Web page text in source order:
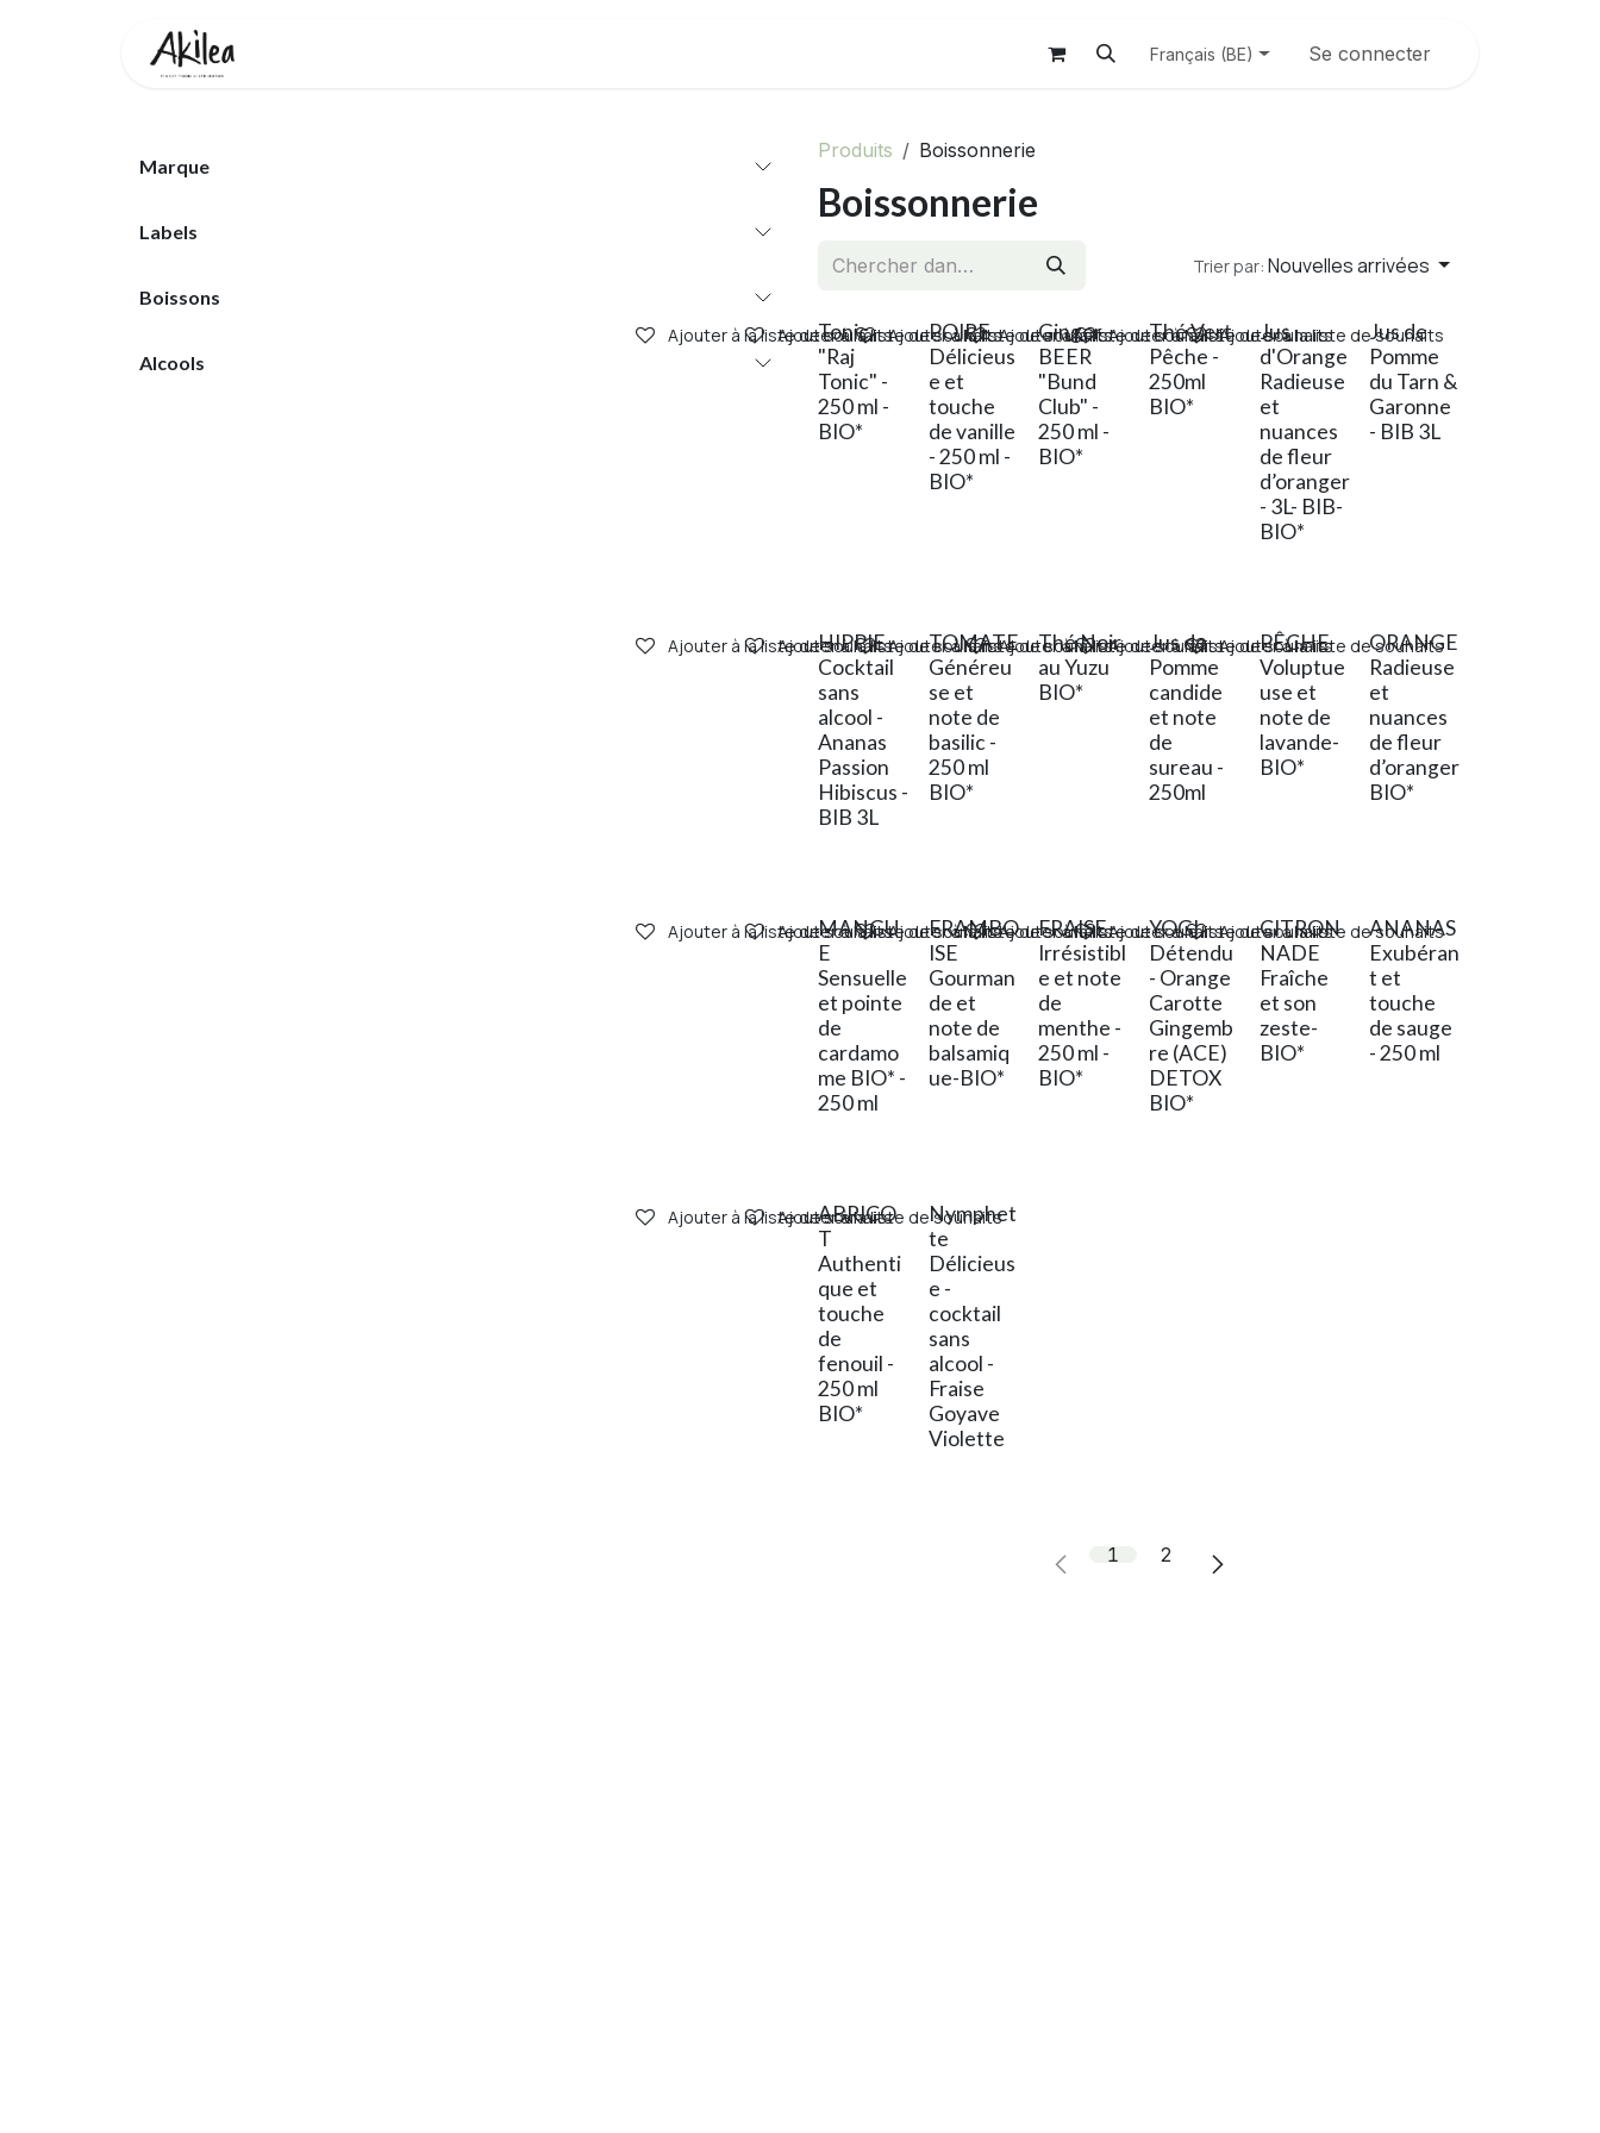
Français (BE) Se connecter
Marque
Labels
Boissons
Alcools
Produits Boissonnerie
Boissonnerie
Trier par: Nouvelles arrivées
Tonic
"Raj
Tonic" -
250 ml -
BIO*
Ajouter à la liste de souhaits
POIRE
Délicieus
e et
touche
de vanille
- 250 ml -
BIO*
Ajouter à la liste de souhaits
Ginger
BEER
"Bund
Club" -
250 ml -
BIO*
Ajouter à la liste de souhaits
Thé Vert
Pêche -
250ml
BIO*
Ajouter à la liste de souhaits
Jus
d'Orange
Radieuse
et
nuances
de fleur
d’oranger
- 3L- BIB-
BIO*
Ajouter à la liste de souhaits
Jus de
Pomme
du Tarn &
Garonne
- BIB 3L
Ajouter à la liste de souhaits
HIPPIE -
Cocktail
sans
alcool -
Ananas
Passion
Hibiscus -
BIB 3L
Ajouter à la liste de souhaits
TOMATE
Généreu
se et
note de
basilic -
250 ml
BIO*
Ajouter à la liste de souhaits
Thé Noir
au Yuzu
BIO*
Ajouter à la liste de souhaits
Jus de
Pomme
candide
et note
de
sureau -
250ml
Ajouter à la liste de souhaits
PÊCHE
Voluptue
use et
note de
lavande-
BIO*
Ajouter à la liste de souhaits
ORANGE
Radieuse
et
nuances
de fleur
d’oranger
BIO*
Ajouter à la liste de souhaits
MANGU
E
Sensuelle
et pointe
de
cardamo
me BIO* -
250 ml
Ajouter à la liste de souhaits
FRAMBO
ISE
Gourman
de et
note de
balsamiq
ue-BIO*
Ajouter à la liste de souhaits
FRAISE
Irrésistibl
e et note
de
menthe -
250 ml -
BIO*
Ajouter à la liste de souhaits
YOGI
Détendu
- Orange
Carotte
Gingemb
re (ACE)
DETOX
BIO*
Ajouter à la liste de souhaits
CITRON
NADE
Fraîche
et son
zeste-
BIO*
Ajouter à la liste de souhaits
ANANAS
Exubéran
t et
touche
de sauge
- 250 ml
Ajouter à la liste de souhaits
ABRICO
T
Authenti
que et
touche
de
fenouil -
250 ml
BIO*
Ajouter à la liste de souhaits
Nymphet
te
Délicieus
e -
cocktail
sans
alcool -
Fraise
Goyave
Violette
Ajouter à la liste de souhaits
1 2